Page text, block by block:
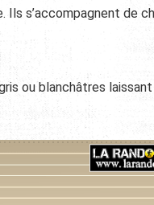
Ils s’accompagnent de
ou blanchâtres